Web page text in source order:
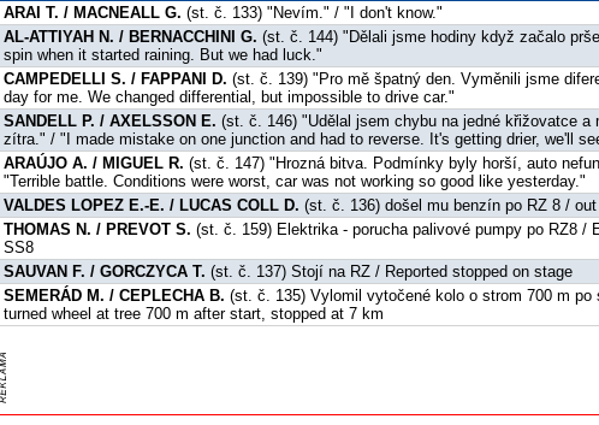
ARAI T. / MACNEALL G. (st. č. 133) "Nevím." / "I don't know."
AL-ATTIYAH N. / BERNACCHINI G. (st. č. 144) "Dělali jsme hodiny když začalo
spin when it started raining. But we had luck."
CAMPEDELLI S. / FAPPANI D. (st. č. 139) "Pro mě špatný den. Vyměnili jsme
day for me. We changed differential, but impossible to drive car."
SANDELL P. / AXELSSON E. (st. č. 146) "Udělal jsem chybu na jedné křižovatce
zítra." / "I made mistake on one junction and had to reverse. It's getting drier, we'll
ARAÚJO A. / MIGUEL R. (st. č. 147) "Hrozná bitva. Podmínky byly horší, auto
"Terrible battle. Conditions were worst, car was not working so good like yesterday."
VALDES LOPEZ E.-E. / LUCAS COLL D. (st. č. 136) došel mu benzín po RZ 8 /
THOMAS N. / PREVOT S. (st. č. 159) Elektrika - porucha palivové pumpy po RZ8 /
SS8
SAUVAN F. / GORCZYCA T. (st. č. 137) Stojí na RZ / Reported stopped on stage
SEMERÁD M. / CEPLECHA B. (st. č. 135) Vylomil vytočené kolo o strom 700 m
turned wheel at tree 700 m after start, stopped at 7 km